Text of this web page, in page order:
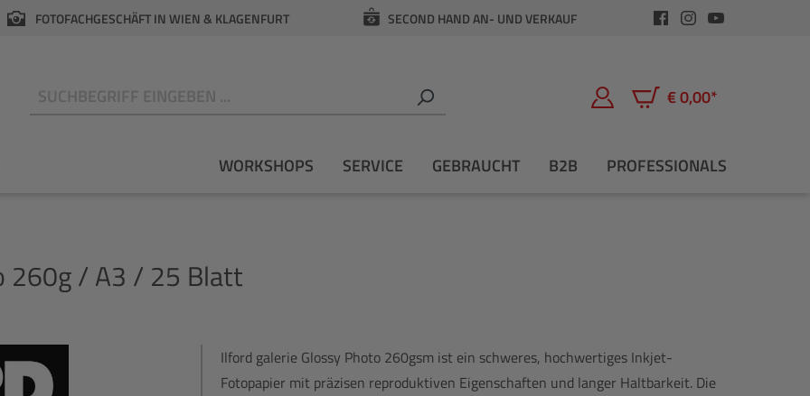
FOTOFACHGESCHÄFT IN WIEN & KLAGENFURT SECOND HAND AN- UND VERKAUF
€ 0,00*
Warenkorb enthält 0
WORKSHOPS SERVICE GEBRAUCHT B2B PROFESSIONALS
260g / A3 / 25 Blatt
Ilford galerie Glossy Photo 260gsm ist ein schweres, hochwertiges Inkjet-
Fotopapier mit präzisen reproduktiven Eigenschaften und langer Haltbarkeit. Die